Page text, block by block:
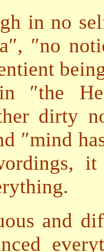
in no
″no
″the
dirty
″mind
it
and